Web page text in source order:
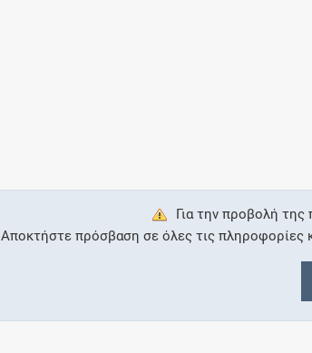
Μάθετε
επιπλέον
Για την προβολή της
Αποκτήστε πρόσβαση σε όλες τις πληροφορίες